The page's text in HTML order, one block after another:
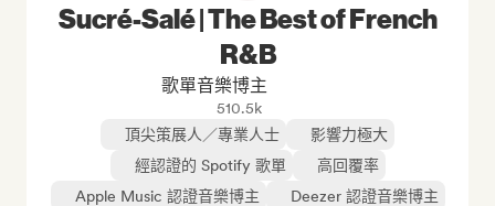
Sucré-Salé | The Best of French
R&B
歌單音樂博主
510.5k
頂尖策展人／專業人士
影響力極大
經認證的 Spotify 歌單
高回覆率
Apple Music 認證音樂博主
Deezer 認證音樂博主